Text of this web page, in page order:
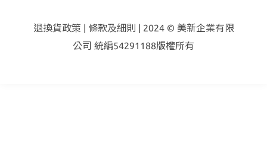
退換貨政策 | 條款及細則 | 2024 © 美新企業有限
公司 統編54291188版權所有